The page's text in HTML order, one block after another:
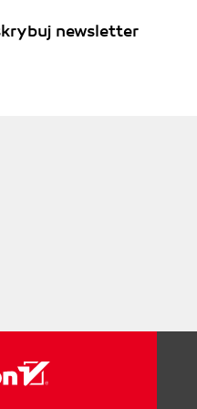
pomocniczych (35)
w oknie
linii pomocniczych (37)
(37)
pomocniczej (38)
menu View (39)
(40)
(41)
newsletter